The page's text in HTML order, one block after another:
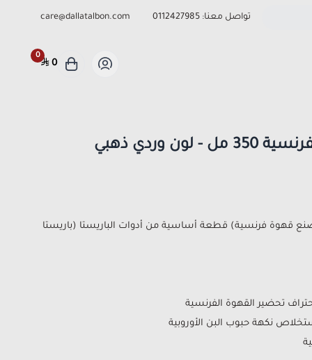
تواصل معنا: 0112427985
care@dallatalbon.com
0
0
وردي ذهبي
صنع قهوة فرنسية) قطعة أساسية من أدوات الباريستا (باريستا
تحضير القهوة الفرنسية
نكهة حبوب البن الأوروبية